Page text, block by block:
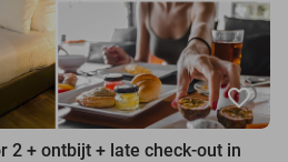
favorite_border
2 + ontbijt + late check-out in